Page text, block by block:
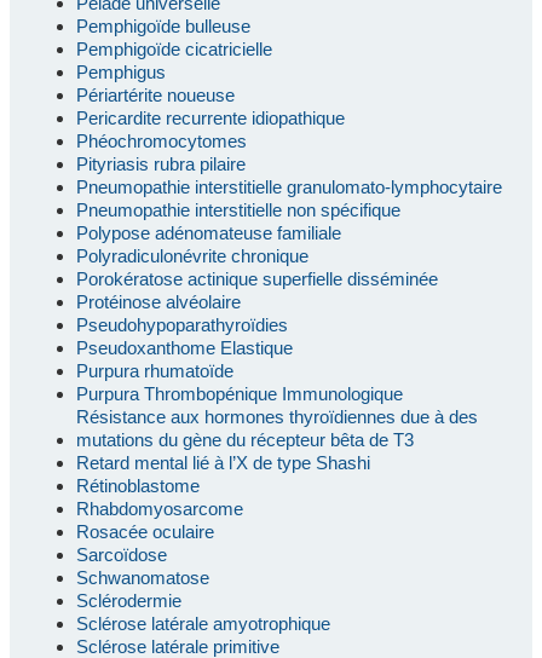
Pemphigoïde bulleuse
Pemphigoïde cicatricielle
Pemphigus
Périartérite noueuse
Pericardite recurrente idiopathique
Phéochromocytomes
Pityriasis rubra pilaire
Pneumopathie interstitielle granulomato-lymphocytaire
Pneumopathie interstitielle non spécifique
Polypose adénomateuse familiale
Polyradiculonévrite chronique
Porokératose actinique superfielle disséminée
Protéinose alvéolaire
Pseudohypoparathyroïdies
Pseudoxanthome Elastique
Purpura rhumatoïde
Purpura Thrombopénique Immunologique
Résistance aux hormones thyroïdiennes due à des
mutations du gène du récepteur bêta de T3
Retard mental lié à l’X de type Shashi
Rétinoblastome
Rhabdomyosarcome
Rosacée oculaire
Sarcoïdose
Schwanomatose
Sclérodermie
Sclérose latérale amyotrophique
Sclérose latérale primitive